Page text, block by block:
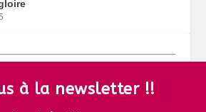
à la newsletter !!